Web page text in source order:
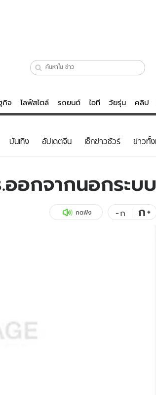
กิจ ไลฟ์สไตล์ รถยนต์ ไอที วัยรุ่น คลิป
ไลฟ์สไตล์
วัยรุ่น
รถยนต์
บั
เก
คลิ
พ
บันเทิง อัปเดตจีน เช็กข่าวชัวร์ ข่าวทั้
อกจากนอกระบบ
กดฟัง -ก ก+